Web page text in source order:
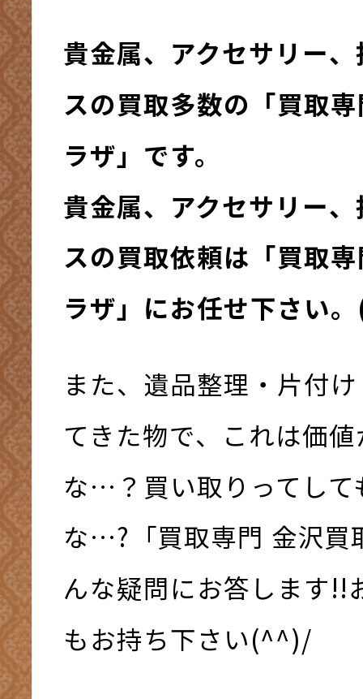
貴金属、アクセサリー
スの買取多数の「買取
ラザ」です。
貴金属、アクセサリー
スの買取依頼は「買取
ラザ」にお任せ下さい
また、遺品整理・片付
てきた物で、これは価
な…？買い取りってして
な…?「買取専門 金沢買
んな疑問にお答します!!
もお持ち下さい(^^)/